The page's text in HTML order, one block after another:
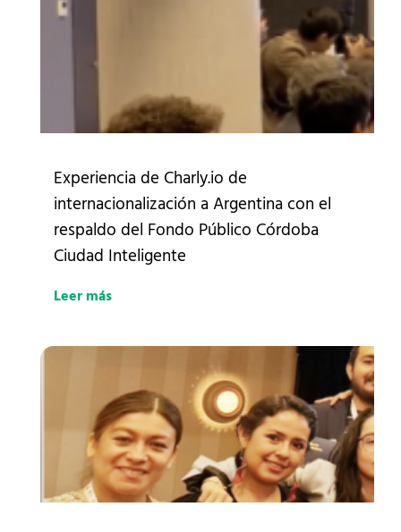
Experiencia de Charly.io de
internacionalización a Argentina con el
respaldo del Fondo Público Córdoba
Ciudad Inteligente
Leer más